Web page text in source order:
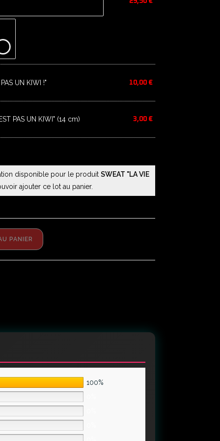
UN KIWI !" 10,00 €
PAS UN KIWI" (14 cm) 3,00 €
disponible pour le produit SWEAT "LA VIE
ajouter ce lot au panier.
PANIER
100%